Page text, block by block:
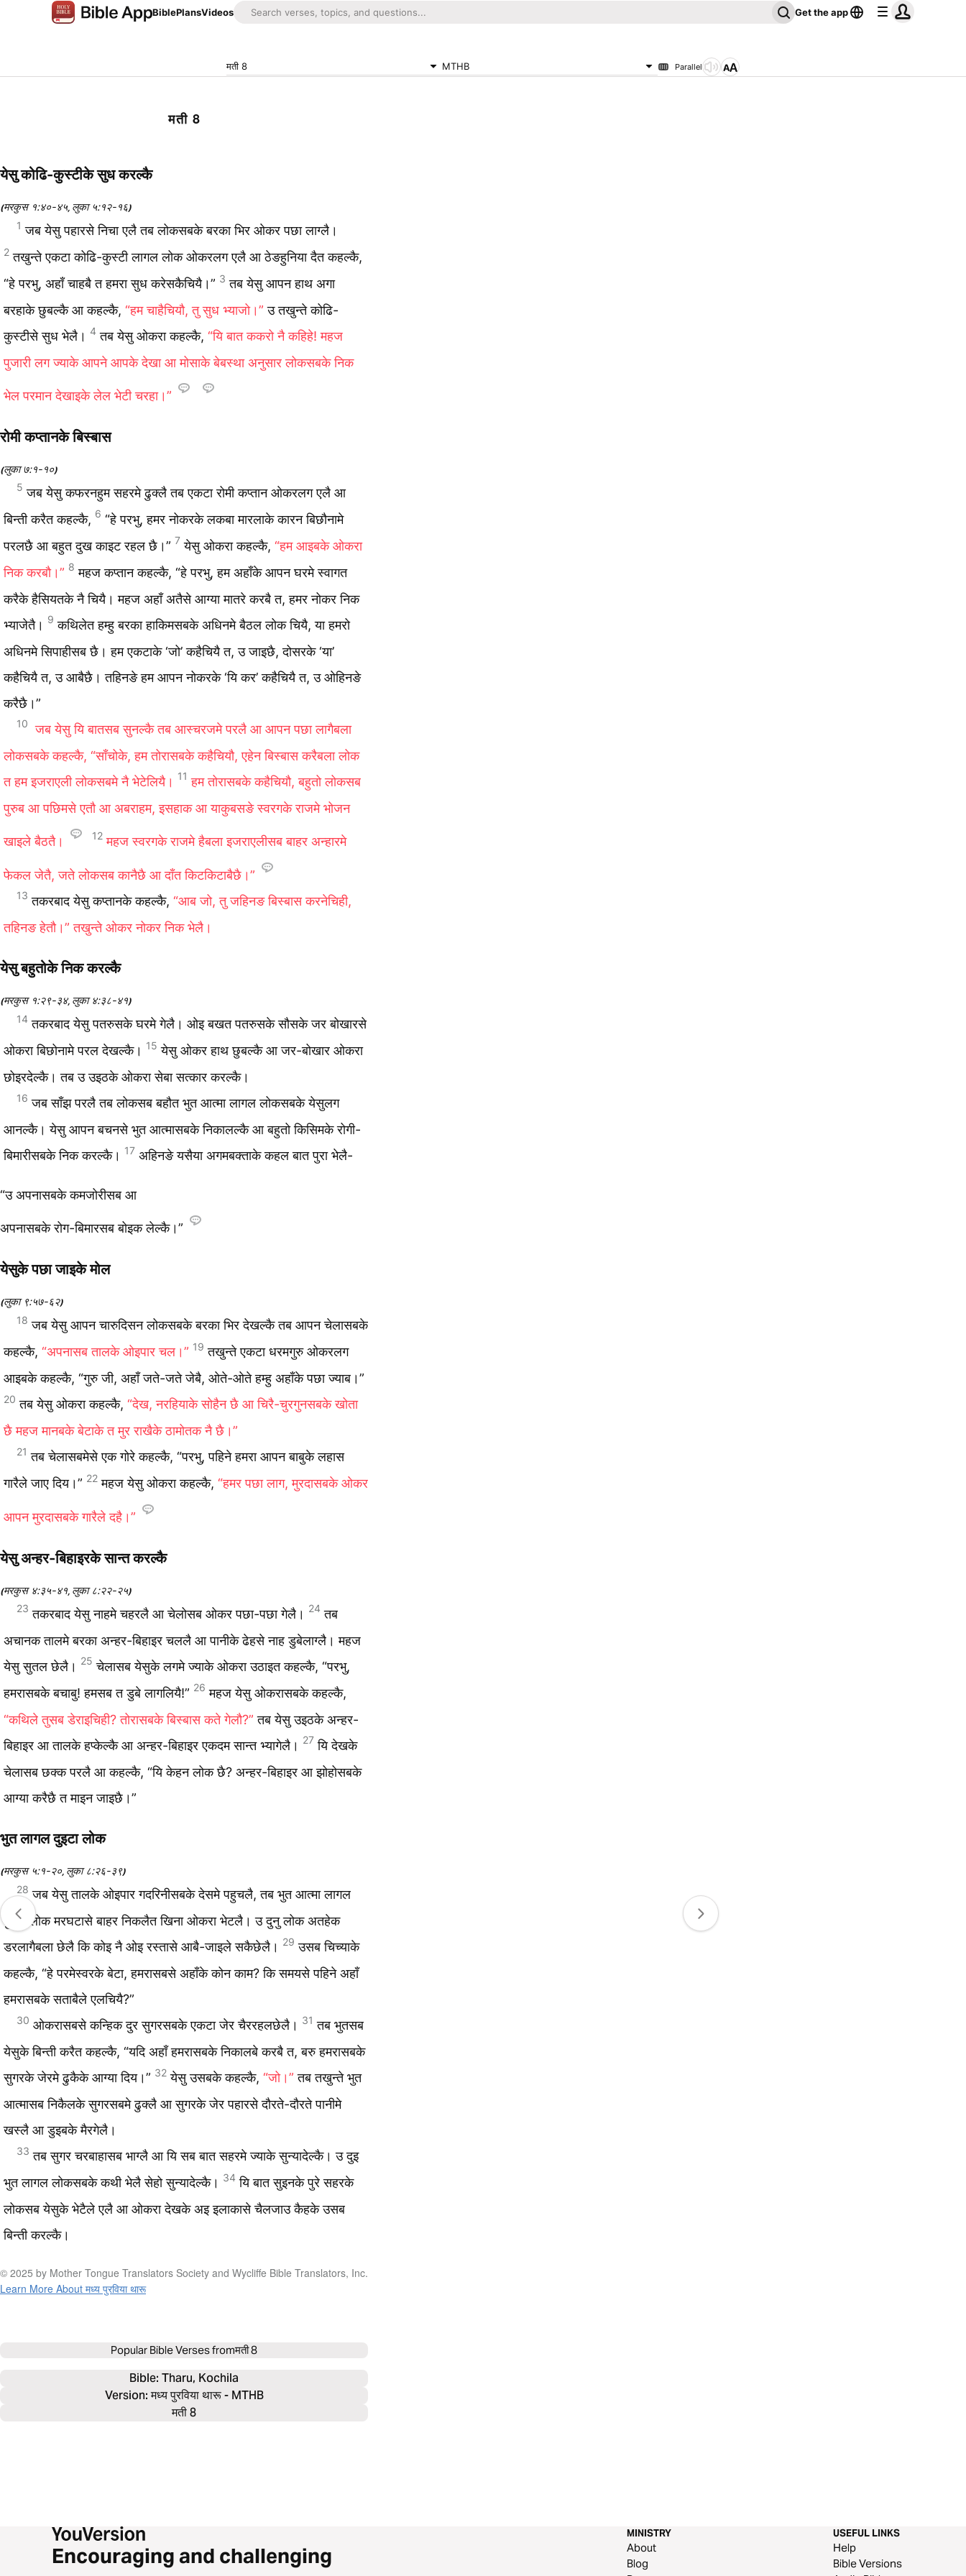
BiblePlansVideos Get the app
मती 8 MTHB Parallel
मती 8
येसु कोढि-कुस्‍टीके सुध करल्‍कै
(मरकुस १:४०-४५, लुका ५:१२-१६)
1 जब येसु पहारसे निचा एलै तब लोकसबके बरका भिर ओकर पछा लाग्‍लै।
2 तखुन्‍ते एकटा कोढि-कुस्‍टी लागल लोक ओकरलग एलै आ ठेङहुनिया दैत कहल्‍कै,
“हे परभु, अहाँ चाहबै त हमरा सुध करेसकैचियै।” 3 तब येसु आपन हाथ अगा
बरहाके छुबल्‍कै आ कहल्‍कै, “हम चाहैचियौ, तु सुध भ्‍याजो।” उ तखुन्‍ते कोढि-
कुस्‍टीसे सुध भेलै। 4 तब येसु ओकरा कहल्‍कै, “यि बात ककरो नै कहिहे! महज
पुजारी लग ज्‍याके आपने आपके देखा आ मोसाके बेबस्‍था अनुसार लोकसबके निक
भेल परमान देखाइके लेल भेटी चरहा।”
रोमी कप्‍तानके बिस्‍बास
(लुका ७:१-१०)
5 जब येसु कफरनहुम सहरमे ढुक्‍लै तब एकटा रोमी कप्‍तान ओकरलग एलै आ
बिन्‍ती करैत कहल्‍कै, 6 “हे परभु, हमर नोकरके लकबा मारलाके कारन बिछौनामे
परलछै आ बहुत दुख काइट रहल छै।” 7 येसु ओकरा कहल्‍कै, “हम आइबके ओकरा
निक करबौ।” 8 महज कप्‍तान कहल्‍कै, “हे परभु, हम अहाँके आपन घरमे स्‍वागत
करैके हैसियतके नै चियै। महज अहाँ अतैसे आग्‍या मातरे करबै त, हमर नोकर निक
भ्‍याजेतै। 9 कथिलेत हम्‍हु बरका हाकिमसबके अधिनमे बैठल लोक चियै, या हमरो
अधिनमे सिपाहीसब छै। हम एकटाके ‘जो’ कहैचियै त, उ जाइछै, दोसरके ‘या’
कहैचियै त, उ आबैछै। तहिनङे हम आपन नोकरके ‘यि कर’ कहैचियै त, उ ओहिनङे
करैछै।”
10
जब येसु यि बातसब सुनल्‍कै तब आस्‍चरजमे परलै आ आपन पछा लागैबला
लोकसबके कहल्‍कै, “साँचोके, हम तोरासबके कहैचियौ, एहेन बिस्‍बास करैबला लोक
त हम इजराएली लोकसबमे नै भेटेलियै। 11 हम तोरासबके कहैचियौ, बहुतो लोकसब
पुरुब आ पछिमसे एतौ आ अबराहम, इसहाक आ याकुबसङे स्‍वरगके राजमे भोजन
खाइले बैठतै। 12 महज स्‍वरगके राजमे हैबला इजराएलीसब बाहर अन्‍हारमे
फेकल जेतै, जते लोकसब कानैछै आ दाँत किटकिटाबैछै।”
13 तकरबाद येसु कप्‍तानके कहल्‍कै, “आब जो, तु जहिनङ बिस्‍बास करनेचिही,
तहिनङ हेतौ।” तखुन्‍ते ओकर नोकर निक भेलै।
येसु बहुतोके निक करल्‍कै
(मरकुस १:२९-३४, लुका ४:३८-४१)
14 तकरबाद येसु पतरुसके घरमे गेलै। ओइ बखत पतरुसके सौसके जर बोखारसे
ओकरा बिछोनामे परल देखल्‍कै। 15 येसु ओकर हाथ छुबल्‍कै आ जर-बोखार ओकरा
छोइरदेल्‍कै। तब उ उइठके ओकरा सेबा सत्‍कार करल्‍कै।
16 जब साँझ परलै तब लोकसब बहौत भुत आत्‍मा लागल लोकसबके येसुलग
आनल्‍कै। येसु आपन बचनसे भुत आत्‍मासबके निकालल्‍कै आ बहुतो किसिमके रोगी-
बिमारीसबके निक करल्‍कै। 17 अहिनङे यसैया अगमबक्‍ताके कहल बात पुरा भेलै-
“उ अपनासबके कमजोरीसब आ
अपनासबके रोग-बिमारसब बोइक लेल्‍कै।”
येसुके पछा जाइके मोल
(लुका ९:५७-६२)
18 जब येसु आपन चारुदिसन लोकसबके बरका भिर देखल्‍कै तब आपन चेलासबके
कहल्‍कै, “अपनासब तालके ओइपार चल।” 19 तखुन्‍ते एकटा धरमगुरु ओकरलग
आइबके कहल्‍कै, “गुरु जी, अहाँ जते-जते जेबै, ओते-ओते हम्‍हु अहाँके पछा ज्‍याब।”
20 तब येसु ओकरा कहल्‍कै, “देख, नरहियाके सोहैन छै आ चिरै-चुरगुनसबके खोता
छै महज मानबके बेटाके त मुर राखैके ठामोतक नै छै।”
21 तब चेलासबमेसे एक गोरे कहल्‍कै, “परभु, पहिने हमरा आपन बाबुके लहास
गारैले जाए दिय।” 22 महज येसु ओकरा कहल्‍कै, “हमर पछा लाग, मुरदासबके ओकर
आपन मुरदासबके गारैले दहै।”
येसु अन्‍हर-बिहाइरके सान्‍त करल्‍कै
(मरकुस ४:३५-४१, लुका ८:२२-२५)
23 तकरबाद येसु नाहमे चहरलै आ चेलोसब ओकर पछा-पछा गेलै। 24 तब
अचानक तालमे बरका अन्‍हर-बिहाइर चललै आ पानीके ढेहसे नाह डुबेलाग्‍लै। महज
येसु सुतल छेलै। 25 चेलासब येसुके लगमे ज्‍याके ओकरा उठाइत कहल्‍कै, “परभु,
हमरासबके बचाबु! हमसब त डुबे लागलियै!” 26 महज येसु ओकरासबके कहल्‍कै,
“कथिले तुसब डेराइचिही? तोरासबके बिस्‍बास कते गेलौ?” तब येसु उइठके अन्‍हर-
बिहाइर आ तालके हप्‍केल्‍कै आ अन्‍हर-बिहाइर एकदम सान्‍त भ्‍यागेलै। 27 यि देखके
चेलासब छक्‍क परलै आ कहल्‍कै, “यि केहन लोक छै? अन्‍हर-बिहाइर आ झोहोसबके
आग्‍या करैछै त माइन जाइछै।”
भुत लागल दुइटा लोक
(मरकुस ५:१-२०, लुका ८:२६-३९)
28 जब येसु तालके ओइपार गदरिनीसबके देसमे पहुचलै, तब भुत आत्‍मा लागल
दुइटा लोक मरघटासे बाहर निकलैत खिना ओकरा भेटलै। उ दुनु लोक अतहेक
डरलागैबला छेलै कि कोइ नै ओइ रस्‍तासे आबै-जाइले सकैछेलै। 29 उसब चिच्‍याके
कहल्‍कै, “हे परमेस्‍वरके बेटा, हमरासबसे अहाँके कोन काम? कि समयसे पहिने अहाँ
हमरासबके सताबैले एलचियै?”
30 ओकरासबसे कन्‍हिक दुर सुगरसबके एकटा जेर चैररहलछेलै। 31 तब भुतसब
येसुके बिन्‍ती करैत कहल्‍कै, “यदि अहाँ हमरासबके निकालबे करबै त, बरु हमरासबके
सुगरके जेरमे ढुकैके आग्‍या दिय।” 32 येसु उसबके कहल्‍कै, “जो।” तब तखुन्‍ते भुत
आत्‍मासब निकैलके सुगरसबमे ढुक्‍लै आ सुगरके जेर पहारसे दौरते-दौरते पानीमे
खस्‍लै आ डुइबके मैरगेलै।
33 तब सुगर चरबाहासब भाग्‍लै आ यि सब बात सहरमे ज्‍याके सुन्‍यादेल्‍कै। उ दुइ
भुत लागल लोकसबके कथी भेलै सेहो सुन्‍यादेल्‍कै। 34 यि बात सुइनके पुरे सहरके
लोकसब येसुके भेटैले एलै आ ओकरा देखके अइ इलाकासे चैलजाउ कैहके उसब
बिन्‍ती करल्‍कै।
© 2025 by Mother Tongue Translators Society and Wycliffe Bible Translators, Inc.
Learn More About मध्‍य पुरविया थारू
Popular Bible Verses fromमती 8
Bible: Tharu, Kochila
Version: मध्‍य पुरविया थारू - MTHB
मती 8
Encouraging and challenging
MINISTRY
About
Blog
USEFUL LINKS
Help
Bible Versions